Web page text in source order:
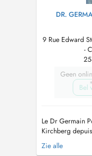
DR.
9 Rue Edward
-
Geen
Bel
Le Dr Germain
Kirchberg
léquipe S.O.S.
secrétariat est
Zie alle